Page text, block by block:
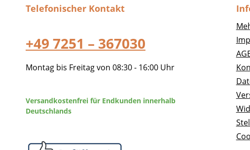
Telefonischer Kontakt
+49 7251 – 367030
Montag bis Freitag von 08:30 - 16:00 Uhr
Versandkostenfrei für Endkunden innerhalb
Deutschlands